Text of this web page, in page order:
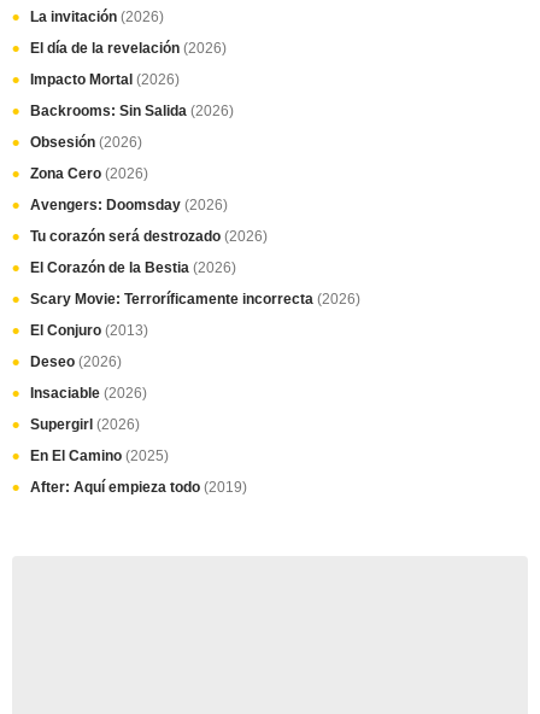
La invitación (2026)
El día de la revelación (2026)
Impacto Mortal (2026)
Backrooms: Sin Salida (2026)
Obsesión (2026)
Zona Cero (2026)
Avengers: Doomsday (2026)
Tu corazón será destrozado (2026)
El Corazón de la Bestia (2026)
Scary Movie: Terroríficamente incorrecta (2026)
El Conjuro (2013)
Deseo (2026)
Insaciable (2026)
Supergirl (2026)
En El Camino (2025)
After: Aquí empieza todo (2019)